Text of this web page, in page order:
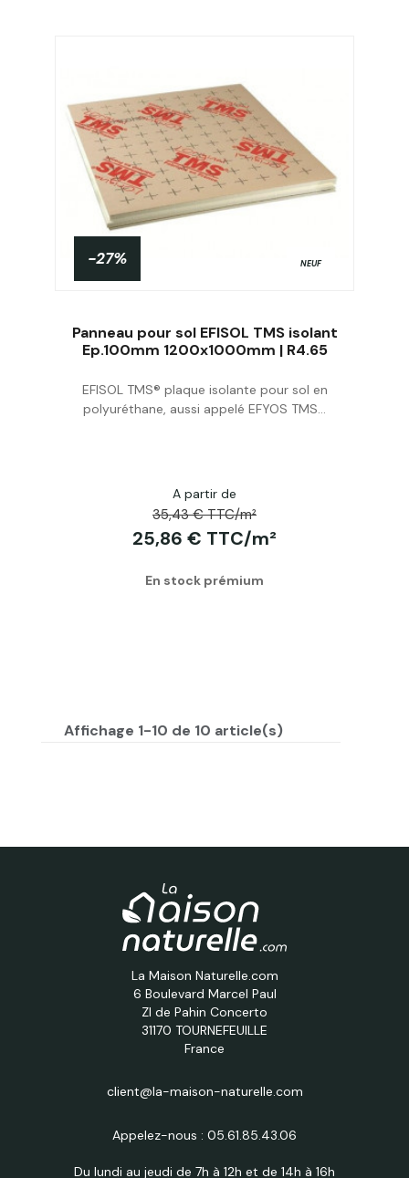
Acheter
-27% NEUF
Panneau pour sol EFISOL TMS isolant
Ep.100mm 1200x1000mm | R4.65
EFISOL TMS® plaque isolante pour sol en
polyuréthane, aussi appelé EFYOS TMS...
A partir de
35,43 € TTC/m²
25,86 € TTC/m²
En stock prémium
Affichage 1-10 de 10 article(s)
La Maison Naturelle.com
6 Boulevard Marcel Paul
ZI de Pahin Concerto
31170 TOURNEFEUILLE
France
client@la-maison-naturelle.com
Appelez-nous : 05.61.85.43.06
Du lundi au jeudi de 7h à 12h et de 14h à 16h